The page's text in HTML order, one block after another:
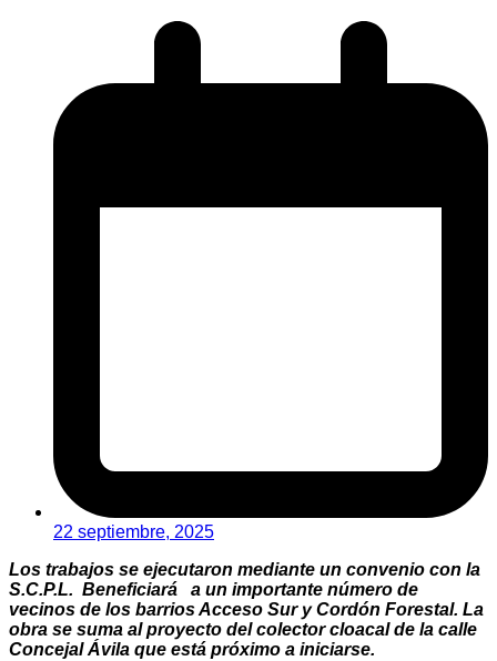
22 septiembre, 2025
Los trabajos se ejecutaron mediante un convenio con la
S.C.P.L. Beneficiará a un importante número de
vecinos de los barrios Acceso Sur y Cordón Forestal. La
obra se suma al proyecto del colector cloacal de la calle
Concejal Ávila que está próximo a iniciarse.